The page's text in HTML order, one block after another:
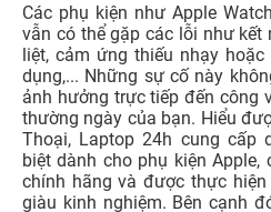
Các phụ kiện như Apple
vẫn có thể gặp các lỗi như kết
liệt, cảm ứng thiếu nhạy
dụng,... Những sự cố này
ảnh hưởng trực tiếp đến công
thường ngày của bạn. Hiểu
Thoại, Laptop 24h cung cấp
biệt dành cho phụ kiện
chính hãng và được thực
giàu kinh nghiệm. Bên cạnh